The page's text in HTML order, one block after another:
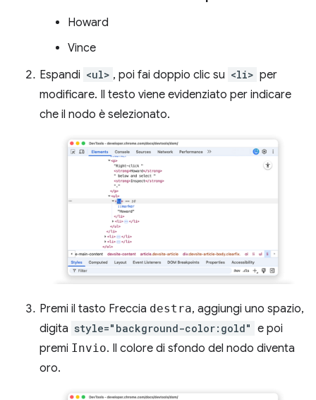
Howard
Vince
Espandi <ul> , poi fai doppio clic su <li> per
modificare. Il testo viene evidenziato per indicare
che il nodo è selezionato.
Premi il tasto Freccia destra, aggiungi uno spazio,
digita style="background-color:gold" e poi
premi Invio. Il colore di sfondo del nodo diventa
oro.